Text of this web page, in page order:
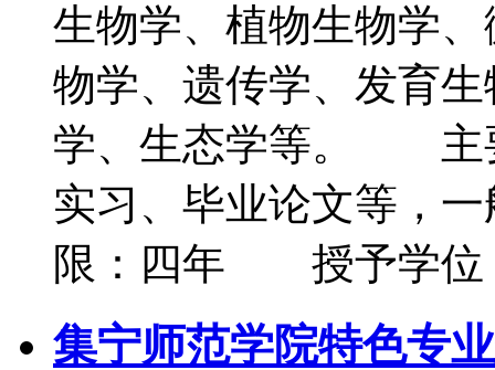
生物学、植物生物学
物学、遗传学、发育
学、生态学等。 主
实习、毕业论文等，
限：四年 授予学位
集宁师范学院特色专